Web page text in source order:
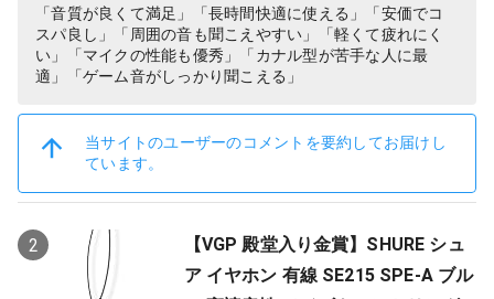
「音質が良くて満足」「長時間快適に使える」「安価でコ
スパ良し」「周囲の音も聞こえやすい」「軽くて疲れにく
い」「マイクの性能も優秀」「カナル型が苦手な人に最
適」「ゲーム音がしっかり聞こえる」
当サイトのユーザーのコメントを要約してお届けし
ています。
2
【VGP 殿堂入り金賞】SHURE シュ
ア イヤホン 有線 SE215 SPE-A ブル